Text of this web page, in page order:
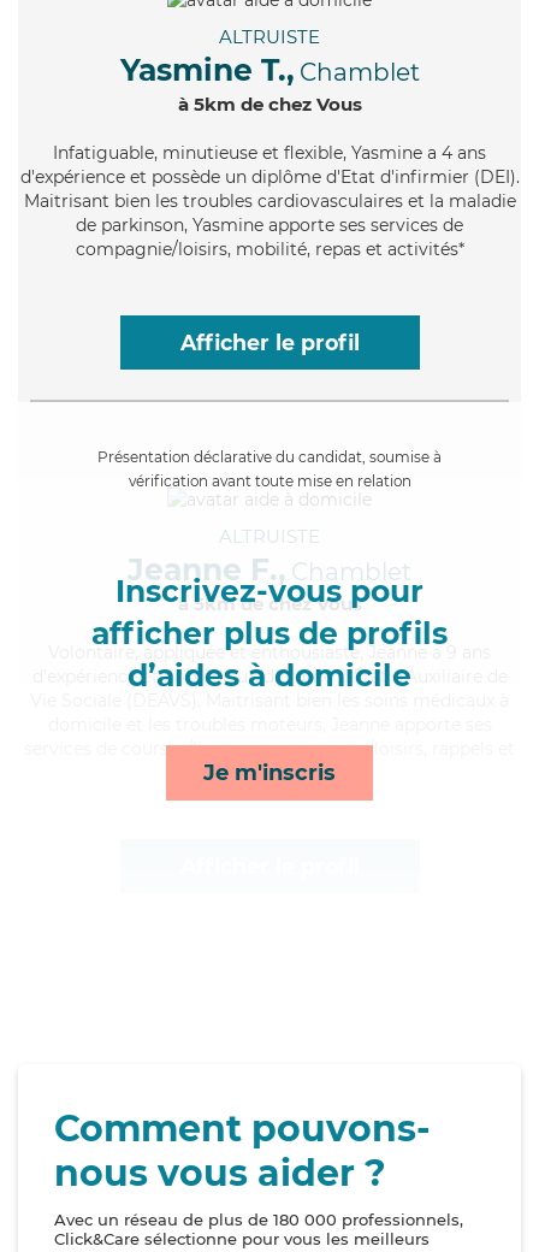
ALTRUISTE
Yasmine T., Chamblet
à 5km de chez Vous
Infatiguable, minutieuse et flexible, Yasmine a 4 ans
d'expérience et possède un diplôme d'Etat d'infirmier (DEI).
Maitrisant bien les troubles cardiovasculaires et la maladie
de parkinson, Yasmine apporte ses services de
compagnie/loisirs, mobilité, repas et activités*
Afficher le profil
Présentation déclarative du candidat, soumise à
vérification avant toute mise en relation
Inscrivez-vous pour
afficher plus de profils
d’aides à domicile
Je m'inscris
ALTRUISTE
Jeanne F., Chamblet
à 5km de chez Vous
, appliquée et enthousiaste, Jeanne a 9 ans
d'expérience et possède un diplôme d'État d'Auxiliaire de
services de courses/livraison, compagnie/loisirs, rappels et
mobilité*
Comment pouvons-
nous vous aider ?
Avec un réseau de plus de 180 000 professionnels,
Click&Care sélectionne pour vous les meilleurs